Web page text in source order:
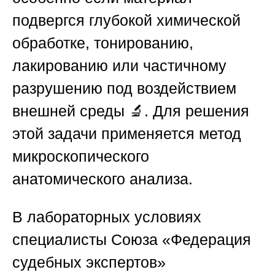
подвергся глубокой химической
обработке, тонированию,
лакированию или частичному
разрушению под воздействием
внешней среды 🔬. Для решения
этой задачи применяется метод
микроскопического
анатомического анализа.
В лабораторных условиях
специалисты Союза «Федерация
судебных экспертов»